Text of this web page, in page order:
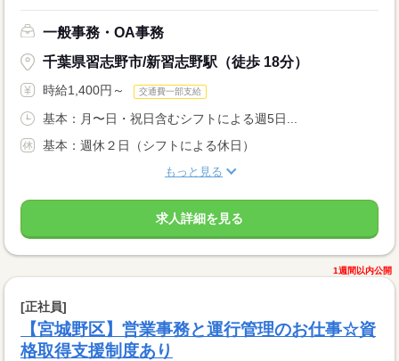
一般事務・OA事務
千葉県習志野市/新習志野駅（徒歩 18分）
時給1,400円～ 交通費一部支給
基本：月〜日・祝日含むシフトによる週5日...
基本：週休２日（シフトによる休日）
もっと見る
求人詳細を見る
1週間以内公開
[正社員]
【宮城野区】営業事務と運行管理のお仕事☆資
格取得支援制度あり